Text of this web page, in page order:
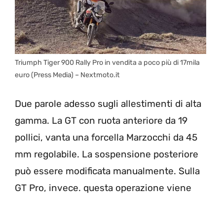
Triumph Tiger 900 Rally Pro in vendita a poco più di 17mila
euro (Press Media) – Nextmoto.it
Due parole adesso sugli allestimenti di alta
gamma. La GT con ruota anteriore da 19
pollici, vanta una forcella Marzocchi da 45
mm regolabile. La sospensione posteriore
può essere modificata manualmente. Sulla
GT Pro, invece. questa operazione viene